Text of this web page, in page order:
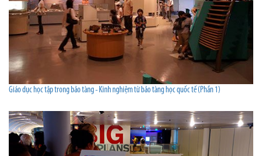
Giáo dục học tập trong bảo tàng - Kinh nghiệm từ bảo tàng học quốc tế (Phần 1)